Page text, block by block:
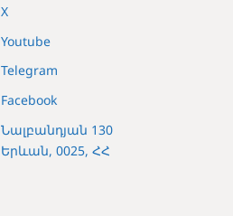
X
Youtube
Telegram
Facebook
Նալբանդյան 130
Երևան, 0025, ՀՀ